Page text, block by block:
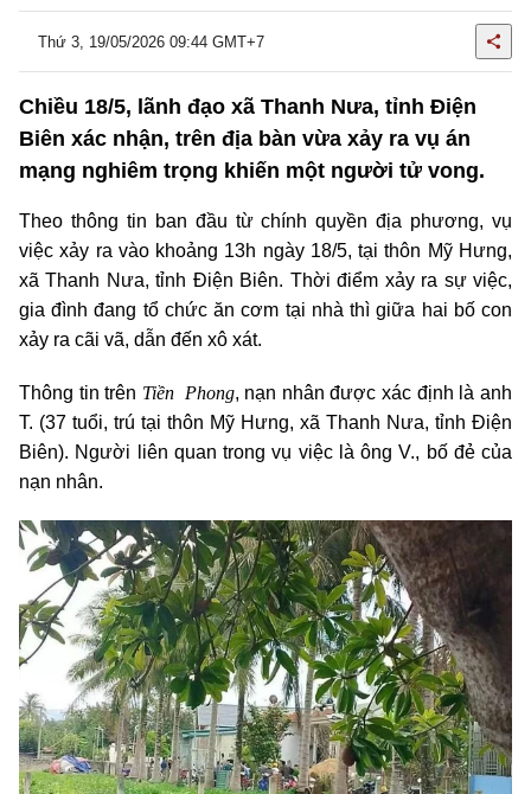
Thứ 3, 19/05/2026 09:44 GMT+7
Chiều 18/5, lãnh đạo xã Thanh Nưa, tỉnh Điện
Biên xác nhận, trên địa bàn vừa xảy ra vụ án
mạng nghiêm trọng khiến một người tử vong.
Theo thông tin ban đầu từ chính quyền địa phương, vụ
việc xảy ra vào khoảng 13h ngày 18/5, tại thôn Mỹ Hưng,
xã Thanh Nưa, tỉnh Điện Biên. Thời điểm xảy ra sự việc,
gia đình đang tổ chức ăn cơm tại nhà thì giữa hai bố con
xảy ra cãi vã, dẫn đến xô xát.
Thông tin trên Tiền Phong, nạn nhân được xác định là anh
T. (37 tuổi, trú tại thôn Mỹ Hưng, xã Thanh Nưa, tỉnh Điện
Biên). Người liên quan trong vụ việc là ông V., bố đẻ của
nạn nhân.